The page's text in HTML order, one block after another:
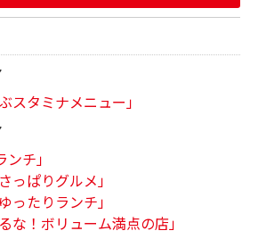
スタミナメニュー」
チ」
っぱりグルメ」
ったりランチ」
な！ボリューム満点の店」